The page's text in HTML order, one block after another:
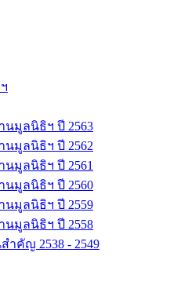
นมูลนิธิฯ ปี 2563
นมูลนิธิฯ ปี 2562
นมูลนิธิฯ ปี 2561
นมูลนิธิฯ ปี 2560
นมูลนิธิฯ ปี 2559
นมูลนิธิฯ ปี 2558
ำคัญ 2538 - 2549